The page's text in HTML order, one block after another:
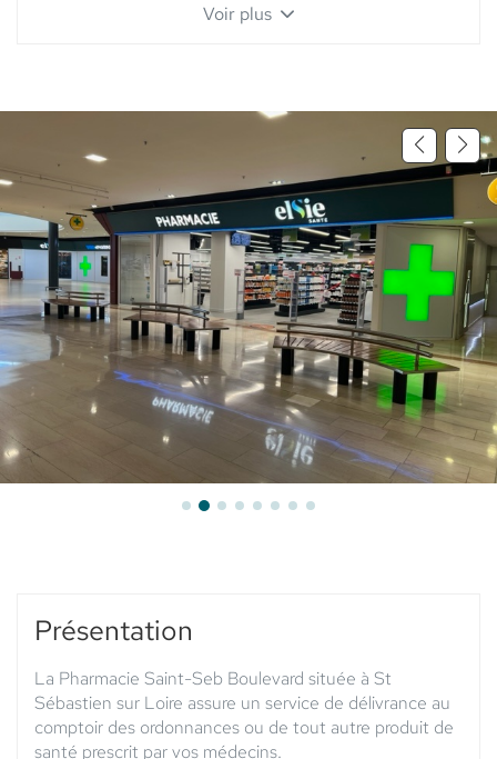
Voir plus
et
du
vente
Pharmacie
Saint
Seb
Boulevard
Présentation
La Pharmacie Saint-Seb Boulevard située à St
Sébastien sur Loire assure un service de délivrance au
comptoir des ordonnances ou de tout autre produit de
santé prescrit par vos médecins.